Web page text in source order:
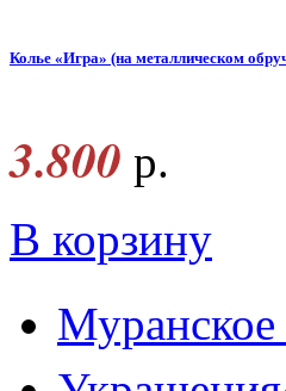
Колье «Игра» (на металлическом
3.800 р.
В корзину